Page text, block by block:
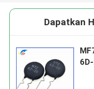
Dapatkan